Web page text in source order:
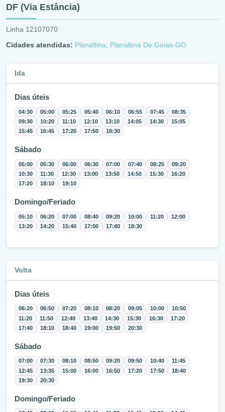
DF (Via Estância)
Linha 12107070
Cidades atendidas: Planaltina Planaltina De Goias-GO
Ida
Dias úteis
04:30 05:00 05:25 05:40 06:10 06:55 07:45
08:35
09:30
10:20 11:10 12:10 13:10 14:05 14:30
15:05
15:45
16:45 17:20 17:50 18:30
Sábado
05:00 05:30 06:00 06:30 07:00 07:40 08:25
09:20
10:30
11:30 12:30 13:00 13:50 14:50 15:30
16:20
17:20
18:10 19:10
Domingo/Feriado
05:10 06:20 07:00 08:40 09:20 10:00 11:20
12:00
13:20
14:20 15:40 17:00 17:40 18:30
Volta
Dias úteis
06:20 06:50 07:20 08:10 08:20 09:05 10:00
10:50
11:20
11:50 12:40 13:40 14:30 15:30 16:30
17:20
17:40
18:10 18:40 19:00 19:50 20:30
Sábado
07:00 07:30 08:10 08:50 09:20 09:50 10:40
11:45
12:45
13:35 15:00 16:00 16:50 17:20 17:50
18:40
19:30
20:30
Domingo/Feriado